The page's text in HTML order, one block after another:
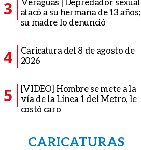
3
atacó a su hermana de 13 años;
su madre lo denunció
4
Caricatura del 8 de agosto de
2026
5
[VIDEO] Hombre se mete a la
vía de la Línea 1 del Metro, le
costó caro
CARICATURAS